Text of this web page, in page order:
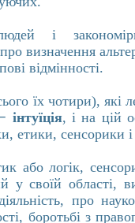
і
визначення
відмінності.
їх чотири), які
інтуїція, і на цій
етики, сенсорики і
або логік,
своїй області,
про
боротьбі з